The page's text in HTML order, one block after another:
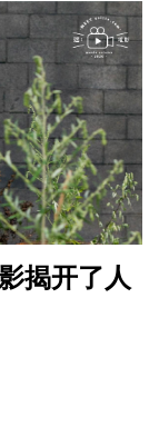
揭开了人